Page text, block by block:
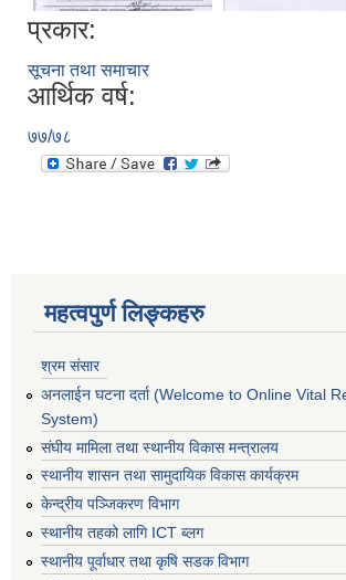
प्रकार:
सूचना तथा समाचार
आर्थिक वर्ष:
७७/७८
महत्वपुर्ण लिङ्कहरु
श्रम संसार
अनलाईन घटना दर्ता (Welcome to Online Vital
System)
संघीय मामिला तथा स्थानीय विकास मन्त्रालय
स्थानीय शासन तथा सामुदायिक विकास कार्यक्रम
केन्द्रीय पञ्जिकरण विभाग
स्थानीय तहको लागि ICT ब्लग
स्थानीय पूर्वाधार तथा कृषि सडक विभाग